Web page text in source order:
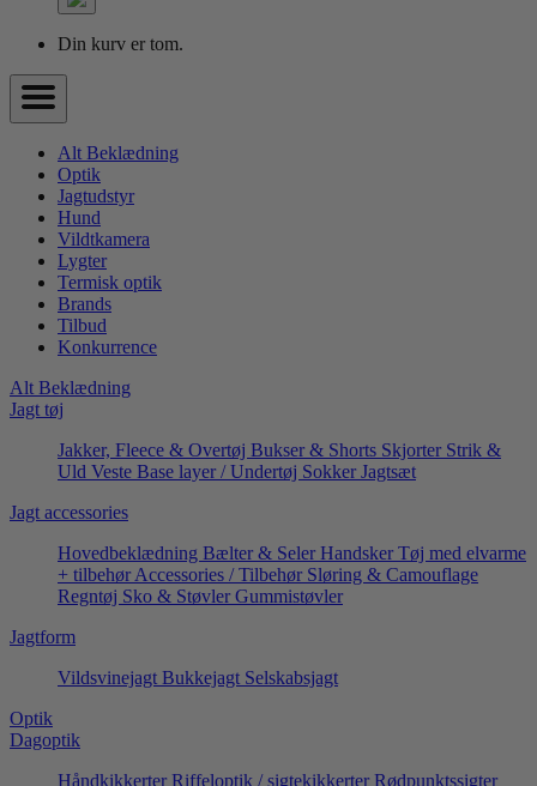
Din kurv er tom.
Alt Beklædning
Optik
Jagtudstyr
Hund
Vildtkamera
Lygter
Termisk optik
Brands
Tilbud
Konkurrence
Alt Beklædning
Jagt tøj
Jakker, Fleece & Overtøj Bukser & Shorts Skjorter Strik &
Uld Veste Base layer / Undertøj Sokker Jagtsæt
Jagt accessories
Hovedbeklædning Bælter & Seler Handsker Tøj med elvarme
+ tilbehør Accessories / Tilbehør Sløring & Camouflage
Regntøj Sko & Støvler Gummistøvler
Jagtform
Vildsvinejagt Bukkejagt Selskabsjagt
Optik
Dagoptik
Håndkikkerter Riffeloptik / sigtekikkerter Rødpunktssigter